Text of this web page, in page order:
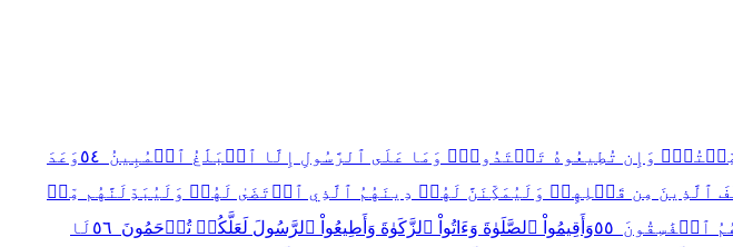
وَإِن تُطِيعُوهُ تَهۡتَدُواْۚ وَمَا عَلَى ٱلرَّسُولِ إِلَّا ٱلۡبَلَٰغُ ٱلۡمُبِينُ ٥٤
وَعَدَ
مِن قَبۡلِهِمۡ وَلَيُمَكِّنَنَّ لَهُمۡ دِينَهُمُ ٱلَّذِي ٱرۡتَضَىٰ لَهُمۡ وَلَيُبَدِّلَنَّهُم مِّنۢ
٥٥
وَأَقِيمُواْ ٱلصَّلَوٰةَ وَءَاتُواْ ٱلزَّكَوٰةَ وَأَطِيعُواْ ٱلرَّسُولَ لَعَلَّكُمۡ تُرۡحَمُونَ ٥٦
لَا